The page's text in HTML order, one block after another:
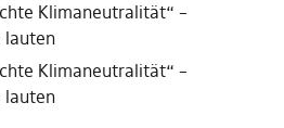
Klimaneutralität“ –
lauten
Klimaneutralität“ –
lauten